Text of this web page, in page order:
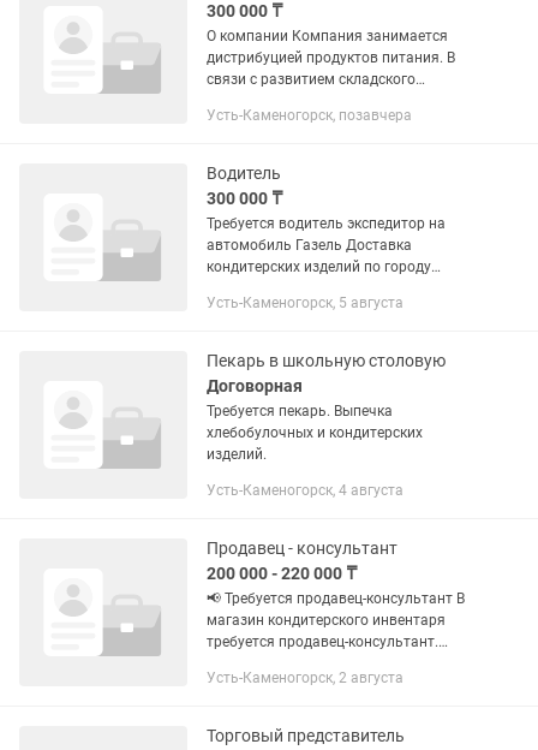
300 000 ₸
О компании Компания занимается
дистрибуцией продуктов питания. В
связи с развитием складского
кладовщика на группу товаров
Усть-Каменогорск, позавчера
Водитель
300 000 ₸
Требуется водитель экспедитор на
автомобиль Газель Доставка
кондитерских изделий по городу
Усть-Каменогорск, 5 августа
Пекарь в школьную столовую
Договорная
Требуется пекарь. Выпечка
хлебобулочных и кондитерских
изделий.
Усть-Каменогорск, 4 августа
Продавец - консультант
200 000 - 220 000 ₸
📢 Требуется продавец-консультант В
магазин кондитерского инвентаря
требуется продавец-консультант.
покупателей • Продажа товара •
Усть-Каменогорск, 2 августа
Торговый представитель